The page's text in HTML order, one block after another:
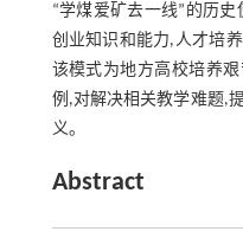
“学煤爱矿去一线”的历
创业知识和能力,人才培
该模式为地方高校培养
例,对解决相关教学难题,
义。
Abstract